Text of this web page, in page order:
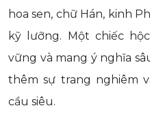
hoa sen, chữ Hán, kinh
kỹ lưỡng. Một chiếc
vững và mang ý nghĩa
thêm sự trang nghiêm
cầu siêu.